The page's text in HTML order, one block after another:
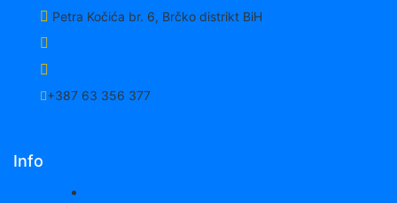
Petra Kočića br. 6, Brčko distrikt BiH
+387 63 356 377
Info